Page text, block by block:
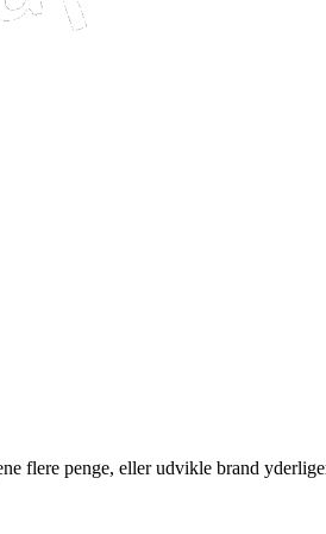
flere penge, eller udvikle brand